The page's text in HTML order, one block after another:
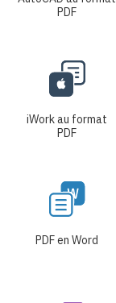
PDF
iWork au format
PDF
PDF en Word